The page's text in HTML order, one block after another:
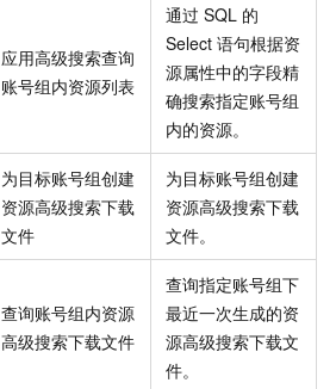
应用高级搜索查询
账号组内资源列表
通过 SQL 的
Select 语句根据资
源属性中的字段精
确搜索指定账号组
内的资源。
为目标账号组创建
资源高级搜索下载
文件
为目标账号组创建
资源高级搜索下载
文件。
查询账号组内资源
高级搜索下载文件
查询指定账号组下
最近一次生成的资
源高级搜索下载文
件。